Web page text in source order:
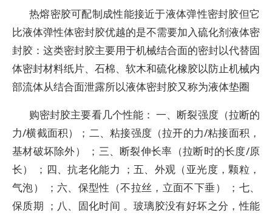
热熔密胶可配制成性能接近于液体弹性密封胶但它
比液体弹性体密封胶优越的是不需要加入硫化剂液体密
封胶：这类密封胶主要用于机械结合面的密封以代替固
体密封材料纸片、石棉、软木和硫化橡胶以防止机械内
部流体从结合面泄露所以液体密封胶又称为液体垫圈
购密封胶主要看几个性能： 一、断裂强度（拉断的
力/横截面积）；二、粘接强度（拉开的力/粘接面积，
基材破坏除外） ；三、断裂伸长率（拉断时的长度/原
长） ；四、抗老化能力 ；五、外观（亚光度，颗粒，
气泡） ；六、保型性（不拉丝，立面不下垂） ；七、
保质期 ；八、固化时间 。玻璃胶没有好坏之分，性能